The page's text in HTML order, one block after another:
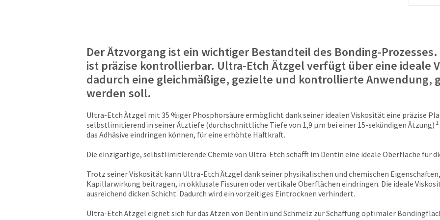
Der Ätzvorgang ist ein wichtiger Bestandteil des Bonding-
ist präzise kontrollierbar. Ultra-Etch Ätzgel verfügt über eine ideale
dadurch eine gleichmäßige, gezielte und kontrollierte Anwendung,
werden soll.
Ultra-Etch Ätzgel mit 35 %iger Phosphorsäure ermöglicht dank seiner idealen Viskosität eine präzise
selbstlimitierend in seiner Ätztiefe (durchschnittliche Tiefe von 1,9 μm bei einer 15-sekündigen Ätzung) 1
das Adhäsive eindringen können, für eine erhöhte Haftkraft.
Die einzigartige, selbstlimitierende Chemie von Ultra-Etch schafft im Dentin eine ideale Oberfläche für
Trotz seiner Viskosität kann Ultra-Etch Ätzgel dank seiner physikalischen und chemischen
Kapillarwirkung beitragen, in okklusale Fissuren oder vertikale Oberflächen eindringen. Die ideale
ausreichend dicken Schicht. Dadurch wird ein vorzeitiges Eintrocknen verhindert.
Ultra-Etch Ätzgel eignet sich für das Ätzen von Dentin und Schmelz zur Schaffung optimaler